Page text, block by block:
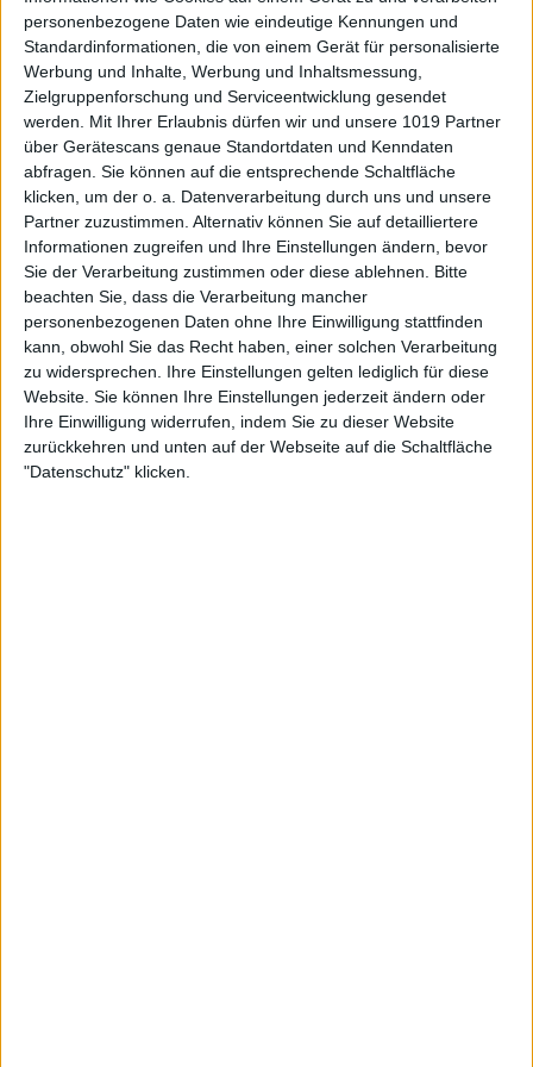
personenbezogene Daten wie eindeutige Kennungen und
Standardinformationen, die von einem Gerät für personalisierte
Werbung und Inhalte, Werbung und Inhaltsmessung,
Zielgruppenforschung und Serviceentwicklung gesendet
werden.
Mit Ihrer Erlaubnis dürfen wir und unsere 1019 Partner
über Gerätescans genaue Standortdaten und Kenndaten
abfragen. Sie können auf die entsprechende Schaltfläche
klicken, um der o. a. Datenverarbeitung durch uns und unsere
Partner zuzustimmen. Alternativ können Sie auf detailliertere
Informationen zugreifen und Ihre Einstellungen ändern, bevor
Sie der Verarbeitung zustimmen oder diese ablehnen.
Bitte
beachten Sie, dass die Verarbeitung mancher
personenbezogenen Daten ohne Ihre Einwilligung stattfinden
kann, obwohl Sie das Recht haben, einer solchen Verarbeitung
zu widersprechen. Ihre Einstellungen gelten lediglich für diese
Website. Sie können Ihre Einstellungen jederzeit ändern oder
Ihre Einwilligung widerrufen, indem Sie zu dieser Website
zurückkehren und unten auf der Webseite auf die Schaltfläche
"Datenschutz" klicken.